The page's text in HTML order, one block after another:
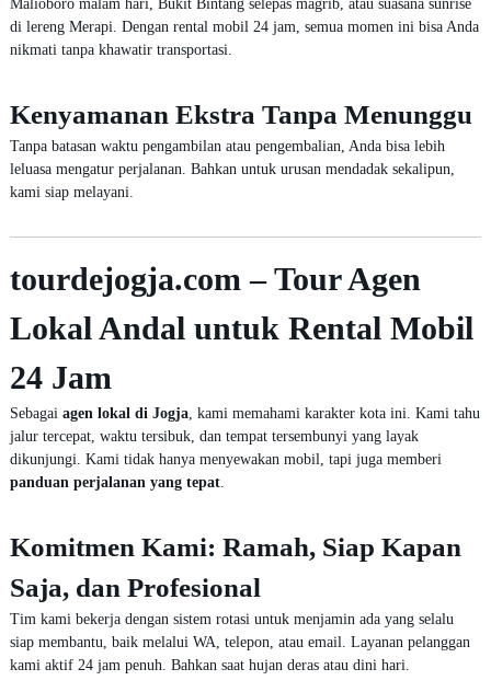
Malioboro malam hari, Bukit Bintang selepas magrib, atau suasana sunrise
di lereng Merapi. Dengan rental mobil 24 jam, semua momen ini bisa Anda
nikmati tanpa khawatir transportasi.
Kenyamanan Ekstra Tanpa Menunggu
Tanpa batasan waktu pengambilan atau pengembalian, Anda bisa lebih
leluasa mengatur perjalanan. Bahkan untuk urusan mendadak sekalipun,
kami siap melayani.
tourdejogja.com – Tour Agen
Lokal Andal untuk Rental Mobil
24 Jam
Sebagai agen lokal di Jogja, kami memahami karakter kota ini. Kami tahu
jalur tercepat, waktu tersibuk, dan tempat tersembunyi yang layak
dikunjungi. Kami tidak hanya menyewakan mobil, tapi juga memberi
panduan perjalanan yang tepat.
Komitmen Kami: Ramah, Siap Kapan
Saja, dan Profesional
Tim kami bekerja dengan sistem rotasi untuk menjamin ada yang selalu
siap membantu, baik melalui WA, telepon, atau email. Layanan pelanggan
kami aktif 24 jam penuh. Bahkan saat hujan deras atau dini hari.